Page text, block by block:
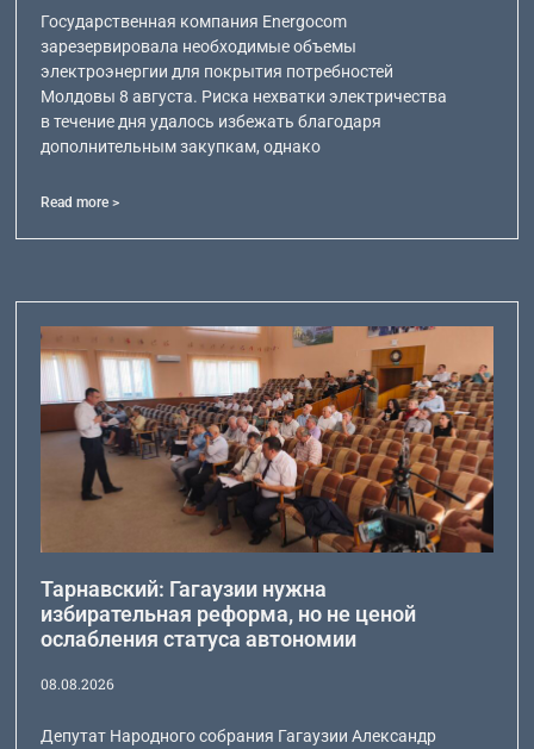
Государственная компания Energocom
зарезервировала необходимые объемы
электроэнергии для покрытия потребностей
Молдовы 8 августа. Риска нехватки электричества
в течение дня удалось избежать благодаря
дополнительным закупкам, однако
Read more >
Тарнавский: Гагаузии нужна
избирательная реформа, но не ценой
ослабления статуса автономии
08.08.2026
Депутат Народного собрания Гагаузии Александр